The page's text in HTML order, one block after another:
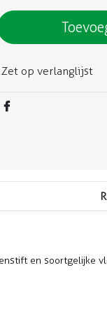
Zet op verlanglijst
en soortgelijke